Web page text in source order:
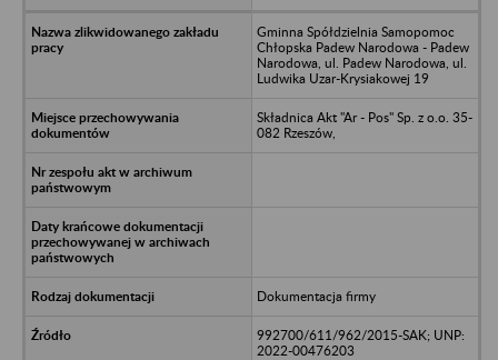
Gminna Spółdzielnia Samopomoc
Chłopska Padew Narodowa - Padew
Narodowa, ul. Padew Narodowa, ul.
Ludwika Uzar-Krysiakowej 19
Składnica Akt "Ar - Pos" Sp. z o.o. 35-
082 Rzeszów,
Dokumentacja firmy
992700/611/962/2015-SAK; UNP:
2022-00476203